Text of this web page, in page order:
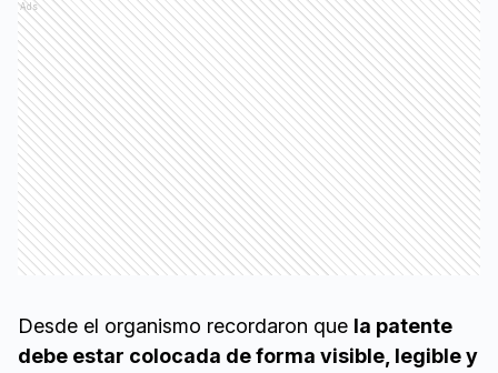
Ads
Desde el organismo recordaron que la patente
debe estar colocada de forma visible, legible y